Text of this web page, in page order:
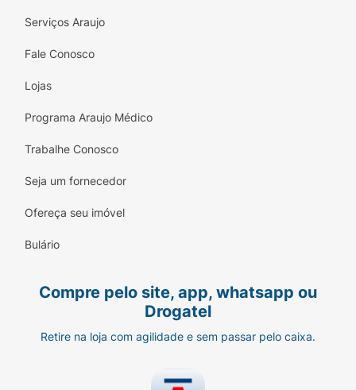
Serviços Araujo
Fale Conosco
Lojas
Programa Araujo Médico
Trabalhe Conosco
Seja um fornecedor
Ofereça seu imóvel
Bulário
Compre pelo site, app, whatsapp ou
Drogatel
Retire na loja com agilidade e sem passar pelo caixa.